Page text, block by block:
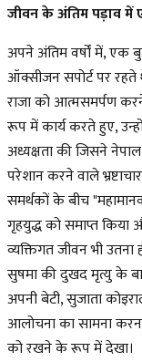
जीवन के अंतिम पड़ाव में
अपने अंतिम वर्षों में, एक
ऑक्सीजन सपोर्ट पर
राजा को आत्मसमर्पण
रूप में कार्य करते हुए,
अध्यक्षता की जिसने
परेशान करने वाले
समर्थकों के बीच
गृहयुद्ध को समाप्त किया
व्यक्तिगत जीवन भी
सुषमा की दुखद मृत्यु के
अपनी बेटी, सुजाता
आलोचना का सामना
को रखने के रूप में देखा।